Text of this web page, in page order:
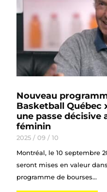
Nouveau
Basketball Québec
une passe décisive
féminin
2025 / 09 / 10
Montréal, le 10 septembre
seront mises en valeur
programme de bourses...